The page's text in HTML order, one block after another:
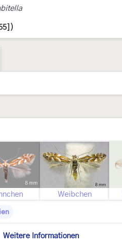
Weibchen
Weitere Informationen